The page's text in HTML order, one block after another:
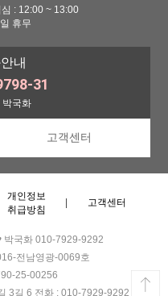
: 12:00 ~ 13:00
휴무
내
31
박국화
고객센터
개인정보
취급방침
고객센터
박국화 010-7929-9292
전남영광-0069호
25-00256
3길 6 전화 : 010-7929-9292